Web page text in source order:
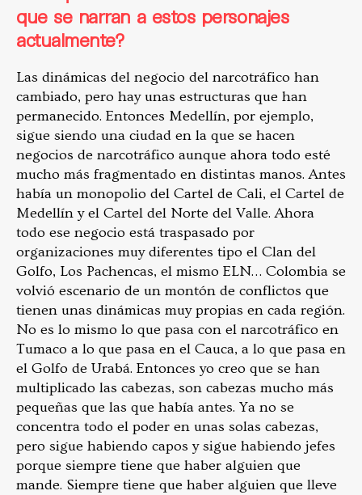
que se narran a estos personajes
actualmente?
Las dinámicas del negocio del narcotráfico han
cambiado, pero hay unas estructuras que han
permanecido. Entonces Medellín, por ejemplo,
sigue siendo una ciudad en la que se hacen
negocios de narcotráfico aunque ahora todo esté
mucho más fragmentado en distintas manos. Antes
había un monopolio del Cartel de Cali, el Cartel de
Medellín y el Cartel del Norte del Valle. Ahora
todo ese negocio está traspasado por
organizaciones muy diferentes tipo el Clan del
Golfo, Los Pachencas, el mismo ELN… Colombia se
volvió escenario de un montón de conflictos que
tienen unas dinámicas muy propias en cada región.
No es lo mismo lo que pasa con el narcotráfico en
Tumaco a lo que pasa en el Cauca, a lo que pasa en
el Golfo de Urabá. Entonces yo creo que se han
multiplicado las cabezas, son cabezas mucho más
pequeñas que las que había antes. Ya no se
concentra todo el poder en unas solas cabezas,
pero sigue habiendo capos y sigue habiendo jefes
porque siempre tiene que haber alguien que
mande. Siempre tiene que haber alguien que lleve